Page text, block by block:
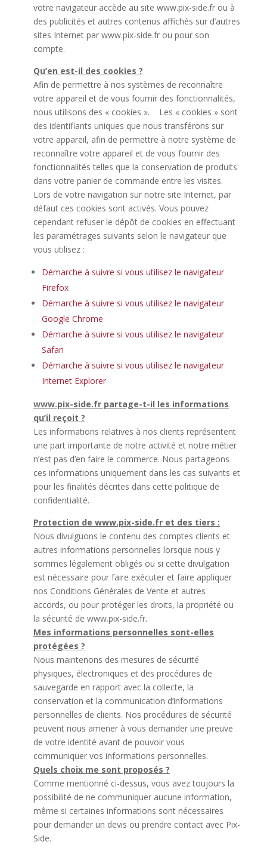
votre navigateur accède au site www.pix-side.fr ou à
des publicités et autres contenus affichés sur d’autres
sites Internet par www.pix-side.fr ou pour son
compte.
Qu’en est-il des cookies ?
Afin de permettre à nos systèmes de reconnaître
votre appareil et de vous fournir des fonctionnalités,
nous utilisons des « cookies ». Les « cookies » sont
des identifiants uniques que nous transférons sur
votre appareil, afin de permettre à notre système de
reconnaître votre appareil et de vous fournir des
fonctionnalités telles que la conservation de produits
dans votre panier de commande entre les visites.
Lors de votre navigation sur notre site Internet, par
défaut ces cookies sont activés. Vous pouvez
cependant refuser le dépôt de cookies en effectuant
les paramétrages suivants selon le navigateur que
vous utilisez :
Démarche à suivre si vous utilisez le navigateur
Firefox
Démarche à suivre si vous utilisez le navigateur
Google Chrome
Démarche à suivre si vous utilisez le navigateur
Safari
Démarche à suivre si vous utilisez le navigateur
Internet Explorer
www.pix-side.fr partage-t-il les informations
qu’il reçoit ?
Les informations relatives à nos clients représentent
une part importante de notre activité et notre métier
n’est pas d’en faire le commerce. Nous partageons
ces informations uniquement dans les cas suivants et
pour les finalités décrites dans cette politique de
confidentialité.
Protection de www.pix-side.fr et des tiers :
Nous divulguons le contenu des comptes clients et
autres informations personnelles lorsque nous y
sommes légalement obligés ou si cette divulgation
est nécessaire pour faire exécuter et faire appliquer
nos Conditions Générales de Vente et autres
accords, ou pour protéger les droits, la propriété ou
la sécurité de www.pix-side.fr.
Mes informations personnelles sont-elles
protégées ?
Nous maintenons des mesures de sécurité
physiques, électroniques et des procédures de
sauvegarde en rapport avec la collecte, la
conservation et la communication d’informations
personnelles de clients. Nos procédures de sécurité
peuvent nous amener à vous demander une preuve
de votre identité avant de pouvoir vous
communiquer vos informations personnelles.
Quels choix me sont proposés ?
Comme mentionné ci-dessus, vous avez toujours la
possibilité de ne communiquer aucune information,
même si certaines informations sont nécessaires
pour demander un devis ou prendre contact avec Pix-
Side.